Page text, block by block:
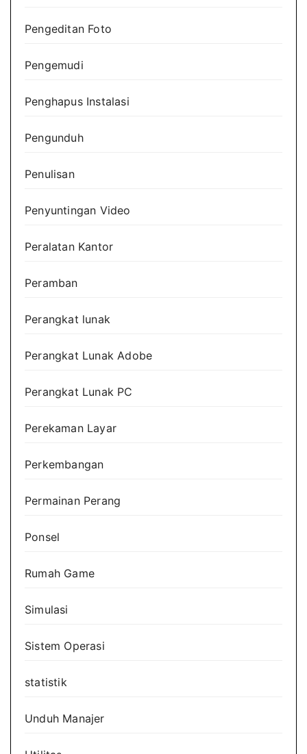
Pengeditan Foto
Pengemudi
Penghapus Instalasi
Pengunduh
Penulisan
Penyuntingan Video
Peralatan Kantor
Peramban
Perangkat lunak
Perangkat Lunak Adobe
Perangkat Lunak PC
Perekaman Layar
Perkembangan
Permainan Perang
Ponsel
Rumah Game
Simulasi
Sistem Operasi
statistik
Unduh Manajer